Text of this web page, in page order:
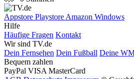
Appstore Playstore Amazon Windows
Hilfe
Häufige Fragen Kontakt
Wir sind TV.de
Dein Fernsehen Dein Fußball Deine
Bequem zahlen
PayPal VISA MasterCard